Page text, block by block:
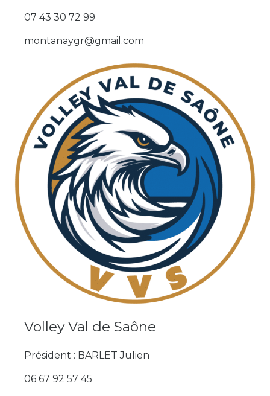
07 43 30 72 99
montanaygr@gmail.com
Volley Val de Saône
Président : BARLET Julien
06 67 92 57 45